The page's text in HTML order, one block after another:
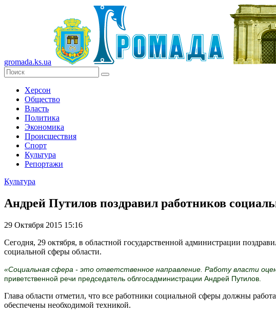
gromada.ks.ua
Херсон
Общество
Власть
Политика
Экономика
Происшествия
Спорт
Культура
Репортажи
Культура
Андрей Путилов поздравил работников
29 Октября 2015 15:16
Сегодня, 29 октября, в областной государственной администрации
социальной сферы области.
«Социальная сфера - это ответственное направление. Работу власти
приветственной речи председатель облгосадминистрации Андрей Путилов.
Глава области отметил, что все работники социальной сферы должны
обеспечены необходимой техникой.